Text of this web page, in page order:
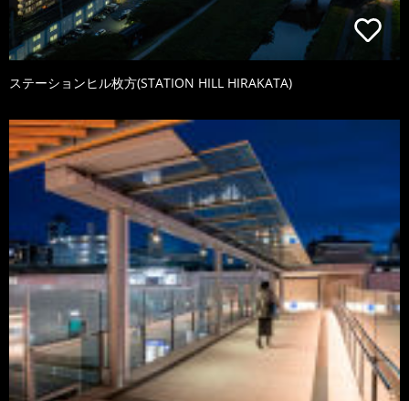
ステーションヒル枚方(STATION HILL HIRAKATA)